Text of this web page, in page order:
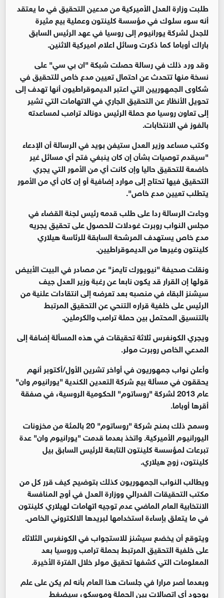
طلبت وزارة العدل الأميركية من مدعين التحقيق في ما يعتقد
أنه سوء سلوك في مؤسسة كلينتون وعملية بيع مثيرة
للجدل لشركة يورانيوم إلى روسيا في عهد الرئيس السابق
باراك أوباما كما ذكرت وسائل اعلام اميركية الاثنين.
وقد ورد ذلك في رسالة حصلت شبكة "ان بي سي" على
نسخة منها تتحدث عن احتمال تعيين مدع خاص للتحقيق في
شكاوى الجمهوريين التي اعتبر الديموقراطيون أنها تهدف إلى
تحويل الأنظار عن التحقيق الجاري في الاتهامات التي تشير
إلى تعاون روسيا مع حملة الرئيس دونالد ترامب لمساعدته
بالفوز في الانتخابات.
وكتب مساعد وزير العدل ستيفن بويد في الرسالة أن الإدعاء
"سيقدم توصيات بشأن إن كان ينبغي فتح أي مسائل غير
خاضعة للتحقيق حاليا وإن كانت أي من الأمور التي يجري
التحقيق فيها تحتاج إلى موارد إضافية أو إن كان أي من الأمور
يتطلب تعيين مدع خاص".
وجاءت الرسالة ردا على طلب قدمه رئيس لجنة القضاء في
مجلس النواب روبرت غودلات للحصول على تحقيق يجريه
مدع خاص يستهدف المرشحة السابقة للرئاسة هيلاري
كلينتون وغيرها من الديموقراطيين.
ونقلت صحيفة "نيويورك تايمز" عن مصادر في البيت الأبيض
قولها إن القرار قد يكون نابعا عن رغبة وزير العدل جيف
سيشنز البقاء في منصبه بعد تعرضه إلى انتقادات علنية من
الرئيس على خلفية قراره التنحي عن التحقيق المرتبط
بالتنسيق المحتمل بين حملة ترامب والكرملين.
ويجري الكونغرس ثلاثة تحقيقات في هذه المسألة إضافة إلى
المدعي الخاص روبرت مولر.
وأعلن نواب جمهوريون في أواخر تشرين الأول/أكتوبر أنهم
يحققون في مسألة بيع شركة التعدين الكندية "يورانيوم وان"
عام 2013 لشركة "روساتوم" الحكومية الروسية، في صفقة
أقرها أوباما.
وسمح ذلك بمنح شركة "روساتوم" 20 بالمئة من مخزونات
اليورانيوم الأميركية. واتخذ بعدما قدمت "يورانيوم وان" عدة
تبرعات لمؤسسة كلينتون التابعة للرئيس السابق بيل
كلينتون، زوج هيلاري.
ويطالب النواب الجمهوريون كذلك بتوضيح كيف قرر كل من
مكتب التحقيقات الفدرالي ووزارة العدل في أوج المنافسة
الانتخابية العام الماضي عدم توجيه اتهامات لهيلاري كلينتون
في ما يتعلق بإساءة استخدامها لبريدها الالكتروني الخاص.
ويتوقع أن يخضع سيشنز للاستجواب في الكونغرس الثلاثاء
على خلفية التحقيق المرتبط بحملة ترامب وروسيا بعد
المعلومات التي كشفها تحقيق مولر خلال الفترة الأخيرة.
وبعدما أصر مرارا في جلسات هذا العام بأنه لم يكن على علم
بوجود أي اتصالات بين الحملة وموسكو، سيضغط